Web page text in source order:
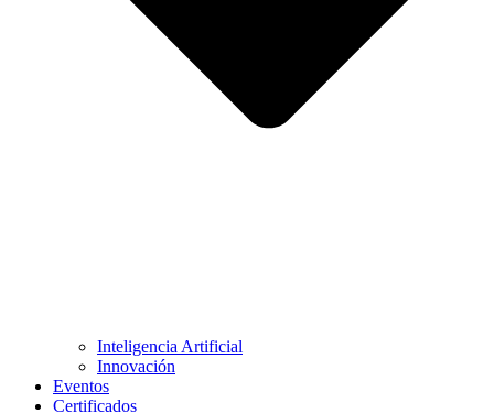
Inteligencia Artificial
Innovación
Eventos
Certificados